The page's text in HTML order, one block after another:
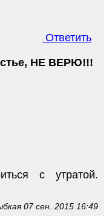
Ответить
НЕ ВЕРЮ!!!
с утратой.
07 сен. 2015 16:49